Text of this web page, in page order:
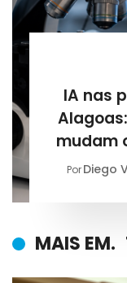
IA nas
mudam
PorDiego
MAIS EM.